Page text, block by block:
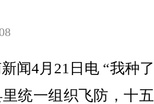
4月21日电 “我种
统一组织飞防，十